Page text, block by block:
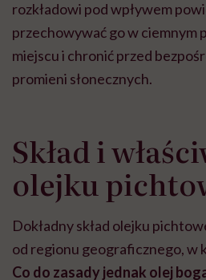
rozkładowi pod wpływem
przechowywać go w ciemnym
miejscu i chronić przed
promieni słonecznych.
Skład i
olejku
Dokładny skład olejku
od regionu geograficznego, w
Co do zasady jednak olej